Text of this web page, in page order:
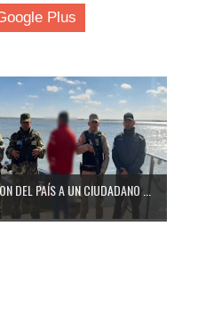
Plus
DEL PAÍS A UN CIUDADANO ...